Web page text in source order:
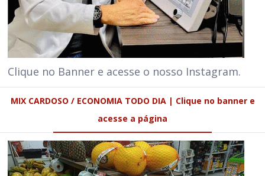
Clique no Banner e acesse o nosso Instagram.
MIX CARDOSO / ECONOMIA TODO DIA | Clique no banner e
acesse a página